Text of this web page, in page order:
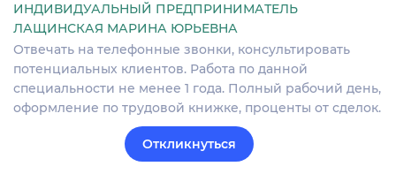
ИНДИВИДУАЛЬНЫЙ ПРЕДПРИНИМАТЕЛЬ
ЛАЩИНСКАЯ МАРИНА ЮРЬЕВНА
Отвечать на телефонные звонки, консультировать
потенциальных клиентов. Работа по данной
специальности не менее 1 года. Полный рабочий день,
оформление по трудовой книжке, проценты от сделок.
Откликнуться